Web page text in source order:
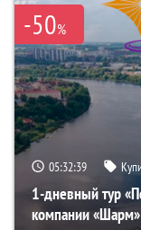
-50%
05:32:37
1-дневный тур
компании «Шарм»